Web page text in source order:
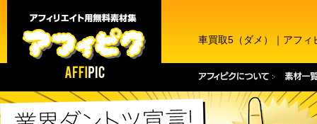
車買取5（ダメ）｜アフ